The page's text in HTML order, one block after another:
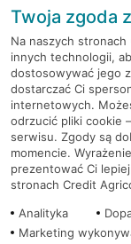
Warszawa,
28
Warszawa,
Warszawa,
42
Warszawa,
52
Warszawa,
Twoja zgoda
Na naszych
innych technologii,
dostosowywać jego
dostarczać Ci
internetowych.
odrzucić pliki cookie
serwisu. Zgody są
momencie.
prezentować Ci
stronach Credit
Analityka
Marketing